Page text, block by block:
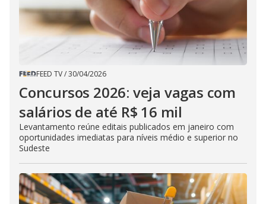
FEED TV/30/04/2026
Concursos 2026: veja vagas com
salários de até R$ 16 mil
Levantamento reúne editais publicados em janeiro com
oportunidades imediatas para níveis médio e superior no
Sudeste